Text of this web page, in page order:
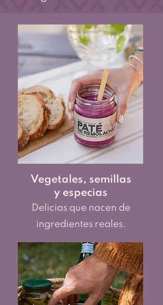
Vegetales, semillas
y especias
Delicias que nacen de
ingredientes reales.